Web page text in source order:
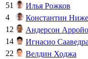
51
Илья Рожков
4
Константин
12
Андерсон Арройо
14
Игнасио Сааведра
22
Велдин Ходжа